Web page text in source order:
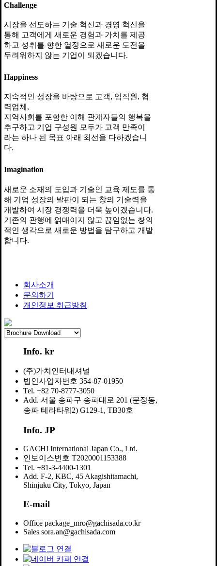
Challenge
시장을 선도하는 기술 혁신과 경영 혁신을
통해 고객에게 새로운 경험과 가치를 제공
하고 성취를 향한 열정으로 새로운 도전을
두려워하지 않는 기업이 되겠습니다.
Happiness
지속적인 성장을 바탕으로 고객, 임직원, 협
력업체,
지역사회를 포함한 이해 관계자들의 행복을
추구하고 기업 구성원 모두가 고객 만족이
라는 하나 된 목표 아래 최선을 다하겠습니
다.
Imagination
새로운 소재의 도입과 기술인 교육 제도를 통
해 기업 성장의 발판이 되는 창의 기술력을
개발하여 시장 경쟁력을 더욱 높이겠습니다.
기존의 관행에 얽매이지 않고 끊임없는 창의
적인 생각으로 새로운 방법을 탐구하고 개발
합니다.
회사소개
문의하기
개인정보 취급방침
Info. kr
(주)가치인터내셔널
법인사업자번호 354-87-01950
Tel. +82 70-8777-3050
Add. 서울 송파구 송파대로 201 (문정동,
송파 테라타워2) G129-1, TB30호
Info. JP
GACHI International Japan Co., Ltd.
인보이스번호 T2020001153388
Tel. +81-3-4400-1301
Add. F-2, KBC, 45 Akagishitamachi,
Shinjuku City, Tokyo, Japan
E-mail
Office package_mro@gachisada.co.kr
Sales sora.an@gachisada.com